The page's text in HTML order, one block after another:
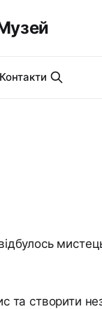
Контакти
та створити